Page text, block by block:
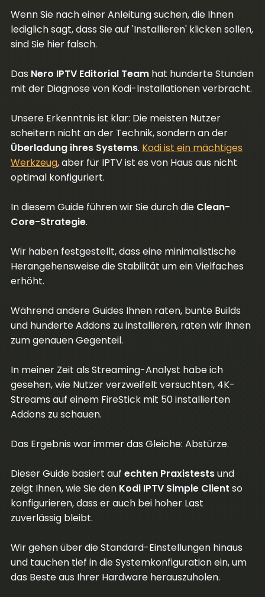
Wenn Sie nach einer Anleitung suchen, die Ihnen
lediglich sagt, dass Sie auf 'Installieren' klicken sollen,
sind Sie hier falsch.
Das Nero IPTV Editorial Teamhat hunderte Stunden
mit der Diagnose von Kodi-Installationen verbracht.
Unsere Erkenntnis ist klar: Die meisten Nutzer
scheitern nicht an der Technik, sondern an der
Überladung ihres Systems. Kodi ist ein mächtiges
Werkzeug, aber für IPTV ist es von Haus aus nicht
optimal konfiguriert.
In diesem Guide führen wir Sie durch die Clean-
Core-Strategie.
Wir haben festgestellt, dass eine minimalistische
Herangehensweise die Stabilität um ein Vielfaches
erhöht.
Während andere Guides Ihnen raten, bunte Builds
und hunderte Addons zu installieren, raten wir Ihnen
zum genauen Gegenteil.
In meiner Zeit als Streaming-Analyst habe ich
gesehen, wie Nutzer verzweifelt versuchten, 4K-
Streams auf einem FireStick mit 50 installierten
Addons zu schauen.
Das Ergebnis war immer das Gleiche: Abstürze.
Dieser Guide basiert auf echten Praxistestsund
zeigt Ihnen, wie Sie den Kodi IPTV Simple Client so
konfigurieren, dass er auch bei hoher Last
zuverlässig bleibt.
Wir gehen über die Standard-Einstellungen hinaus
und tauchen tief in die Systemkonfiguration ein, um
das Beste aus Ihrer Hardware herauszuholen.